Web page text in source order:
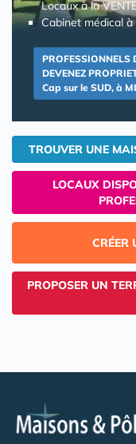
Locaux à la
Cabinet médical
PROFESSIONNELS
DEVENEZ
Cap sur le SUD, à
TROUVER UNE
LOCAUX
CRÉER
PROPOSER UN